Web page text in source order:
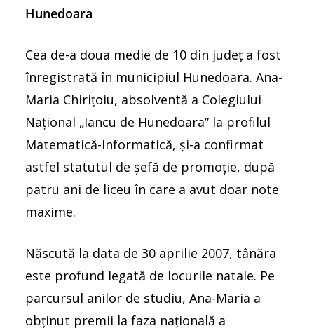
Hunedoara
Cea de-a doua medie de 10 din județ a fost
înregistrată în municipiul Hunedoara. Ana-
Maria Chirițoiu, absolventă a Colegiului
Național „Iancu de Hunedoara” la profilul
Matematică-Informatică, și-a confirmat
astfel statutul de șefă de promoție, după
patru ani de liceu în care a avut doar note
maxime.
Născută la data de 30 aprilie 2007, tânăra
este profund legată de locurile natale. Pe
parcursul anilor de studiu, Ana-Maria a
obținut premii la faza națională a